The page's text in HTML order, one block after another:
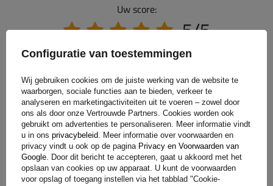
Uw score:
5/5
Voeg je eigen productfoto toe:
Configuratie van toestemmingen
Wij gebruiken cookies om de juiste werking van de website te
waarborgen, sociale functies aan te bieden, verkeer te
analyseren en marketingactiviteiten uit te voeren – zowel door
ons als door onze Vertrouwde Partners. Cookies worden ook
gebruikt om advertenties te personaliseren. Meer informatie vindt
u in ons privacybeleid . Meer informatie over voorwaarden en
privacy vindt u ook op de pagina Privacy en Voorwaarden van
Google . Door dit bericht te accepteren, gaat u akkoord met het
opslaan van cookies op uw apparaat. U kunt de voorwaarden
voor opslag of toegang instellen via het tabblad "Cookie-